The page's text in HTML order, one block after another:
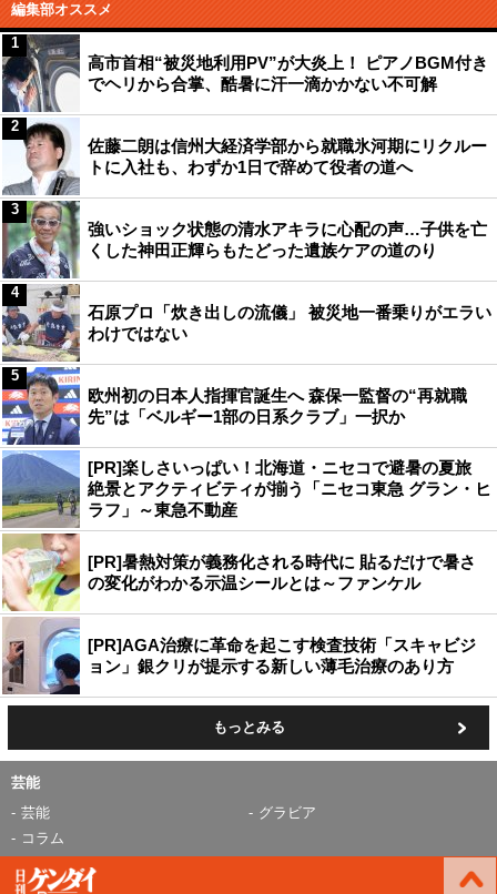
編集部オススメ
高市首相“被災地利用PV”が大炎上！ ピアノBGM付き
でヘリから合掌、酷暑に汗一滴かかない不可解
1
佐藤二朗は信州大経済学部から就職氷河期にリクルー
トに入社も、わずか1日で辞めて役者の道へ
2
強いショック状態の清水アキラに心配の声…子供を亡
くした神田正輝らもたどった遺族ケアの道のり
3
石原プロ「炊き出しの流儀」 被災地一番乗りがエラい
わけではない
4
欧州初の日本人指揮官誕生へ 森保一監督の“再就職
先”は「ベルギー1部の日系クラブ」一択か
5
[PR]楽しさいっぱい！北海道・ニセコで避暑の夏旅
絶景とアクティビティが揃う「ニセコ東急 グラン・ヒ
ラフ」～東急不動産
[PR]暑熱対策が義務化される時代に 貼るだけで暑さ
の変化がわかる示温シールとは～ファンケル
[PR]AGA治療に革命を起こす検査技術「スキャビジ
ョン」銀クリが提示する新しい薄毛治療のあり方
もっとみる
芸能
芸能
グラビア
コラム